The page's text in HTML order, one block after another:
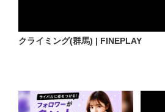
クライミング(群馬) | FINEPLAY